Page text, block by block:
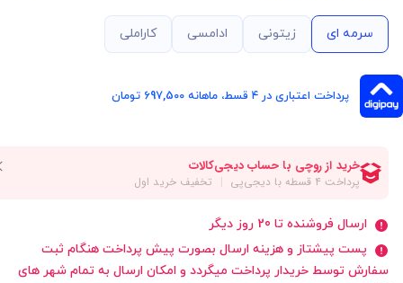
سرمه ای زیتونی ادامسی کاراملی
پرداخت اعتباری در ۴ قسط، ماهانه 697,500 تومان
ارسال فروشنده تا 20 روز دیگر
پست پیشتاز و هزینه ارسال بصورت پیش پرداخت هنگام ثبت
سفارش توسط خریدار پرداخت میگردد و امکان ارسال به تمام شهر های